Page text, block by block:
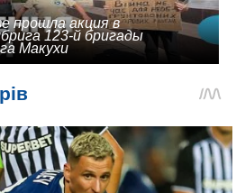
прошла акция в
123-й бригады
Макухи